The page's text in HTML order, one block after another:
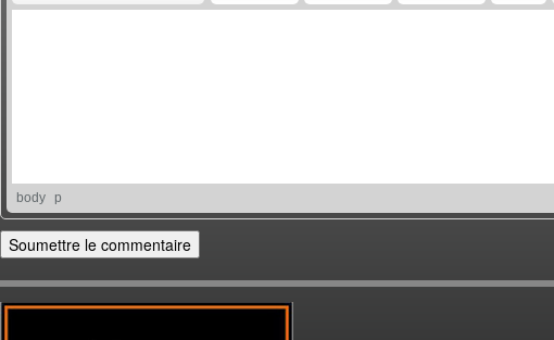
body p